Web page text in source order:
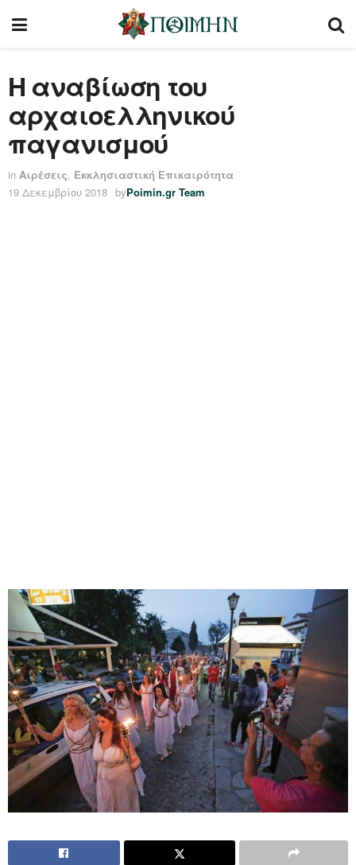
Η αναβίωση του
αρχαιοελληνικού
παγανισμού
in Αιρέσεις, Εκκλησιαστική Επικαιρότητα
19 Δεκεμβρίου 2018 byPoimin.gr Team